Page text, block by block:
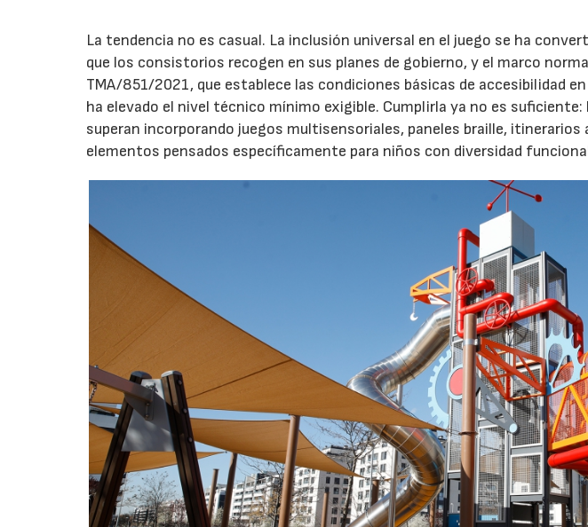
La tendencia no es casual. La inclusión universal en el juego se ha
que los consistorios recogen en sus planes de gobierno, y el marco
TMA/851/2021, que establece las condiciones básicas de accesibilidad
ha elevado el nivel técnico mínimo exigible. Cumplirla ya no es
superan incorporando juegos multisensoriales, paneles braille,
elementos pensados específicamente para niños con diversidad